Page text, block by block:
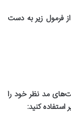
فرمول زیر به دست
مد نظر خود را
استفاده کنید: